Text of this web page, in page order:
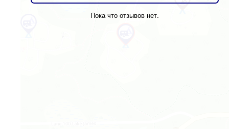
Пока что отзывов нет.